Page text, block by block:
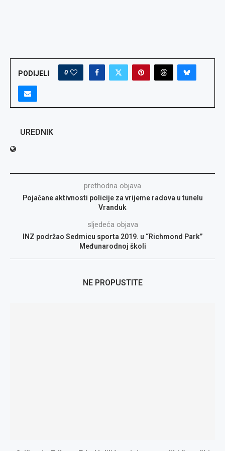
PODIJELI 0
UREDNIK
prethodna objava
Pojačane aktivnosti policije za vrijeme radova u tunelu
Vranduk
sljedeća objava
INZ podržao Sedmicu sporta 2019. u “Richmond Park”
Međunarodnoj školi
NE PROPUSTITE